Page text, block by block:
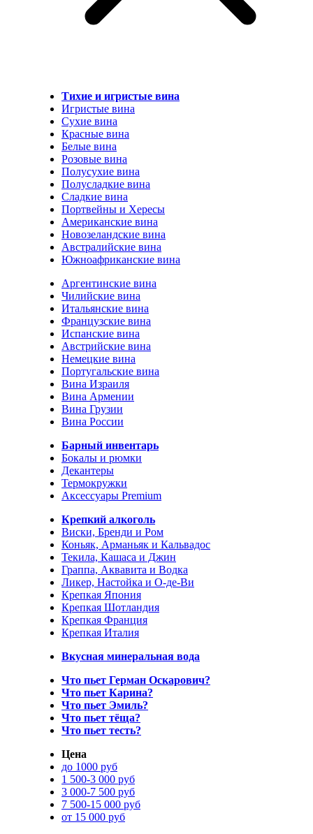
Тихие и игристые вина
Игристые вина
Сухие вина
Красные вина
Белые вина
Розовые вина
Полусухие вина
Полусладкие вина
Сладкие вина
Портвейны и Хересы
Американские вина
Новозеландские вина
Австралийские вина
Южноафриканские вина
Аргентинские вина
Чилийские вина
Итальянские вина
Французские вина
Испанские вина
Австрийские вина
Немецкие вина
Португальские вина
Вина Израиля
Вина Армении
Вина Грузии
Вина России
Барный инвентарь
Бокалы и рюмки
Декантеры
Термокружки
Аксессуары Premium
Крепкий алкоголь
Виски, Бренди и Ром
Коньяк, Арманьяк и Кальвадос
Текила, Кашаса и Джин
Граппа, Аквавита и Водка
Ликер, Настойка и О-де-Ви
Крепкая Япония
Крепкая Шотландия
Крепкая Франция
Крепкая Италия
Вкусная минеральная вода
Что пьет Герман Оскарович?
Что пьет Карина?
Что пьет Эмиль?
Что пьет тёща?
Что пьет тесть?
Цена
до 1000 руб
1 500-3 000 руб
3 000-7 500 руб
7 500-15 000 руб
от 15 000 руб